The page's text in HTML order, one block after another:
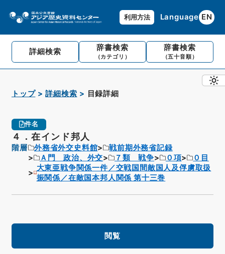
利用方法 Language EN
詳細検索 辞書検索
（カテゴリ）
辞書検索
（五十音順）
トップ 詳細検索 目録詳細
件名
４．在インド邦人
階層 外務省外交史料館
戦前期外務省記録
Ａ門 政治、外交
７類 戦争 ０項
０目
大東亜戦争関係一件／交戦国間敵国人及俘虜取扱
振関係／在敵国本邦人関係 第十三巻
閲覧